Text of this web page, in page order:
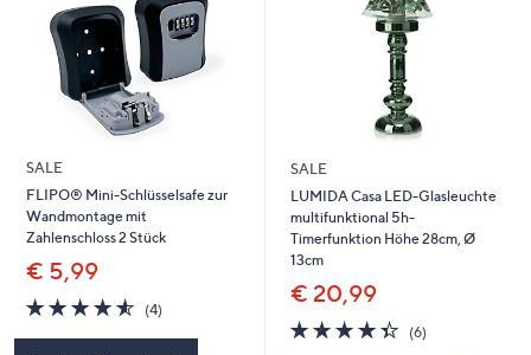
SALE
FLIPO® Mini-Schlüsselsafe zur
Wandmontage mit
Zahlenschloss 2 Stück
€ 5,99
4.5
von
(4)
SALE
LUMIDA Casa LED-Glasleuchte
multifunktional 5h-
Timerfunktion Höhe 28cm, Ø
13cm
€ 20,99
4.3
von
(6)